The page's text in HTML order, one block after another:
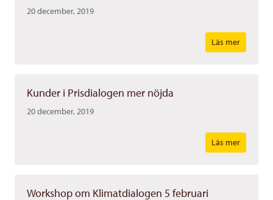
20 december, 2019
Läs mer
Kunder i Prisdialogen mer nöjda
20 december, 2019
Läs mer
Workshop om Klimatdialogen 5 februari